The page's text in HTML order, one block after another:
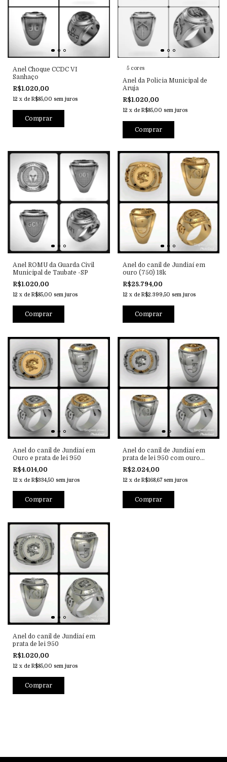
Anel Choque CCDC VI
Sanhaço
R$1.020,00
12 x de R$85,00 sem juros
Comprar
5 cores
Anel da Policia Municipal de
Aruja
R$1.020,00
12 x de R$85,00 sem juros
Comprar
Anel ROMU da Guarda Civil
Municipal de Taubate -SP
R$1.020,00
12 x de R$85,00 sem juros
Comprar
Anel do canil de Jundiaí em
ouro (750) 18k
R$28.794,00
12 x de R$2.399,50 sem juros
Anel do canil de Jundiaí em
Ouro e prata de lei 950
R$4.014,00
12 x de R$334,50 sem juros
Anel do canil de Jundiaí em
prata de lei 950 com ouro
preto (750) 18k
R$2.024,00
12 x de R$168,67 sem juros
Anel do canil de Jundiaí em
prata de lei 950
R$1.020,00
12 x de R$85,00 sem juros